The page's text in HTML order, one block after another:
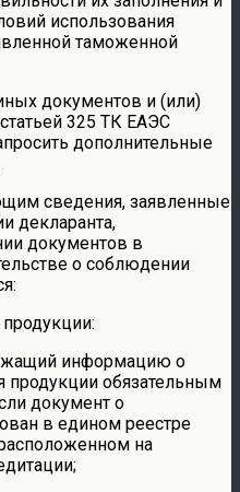
использования
таможенной
документов и (или)
325 ТК ЕАЭС
дополнительные
сведения, заявленные
декларанта,
документов в
о соблюдении
информацию о
продукции обязательным
документ о
в едином реестре
на